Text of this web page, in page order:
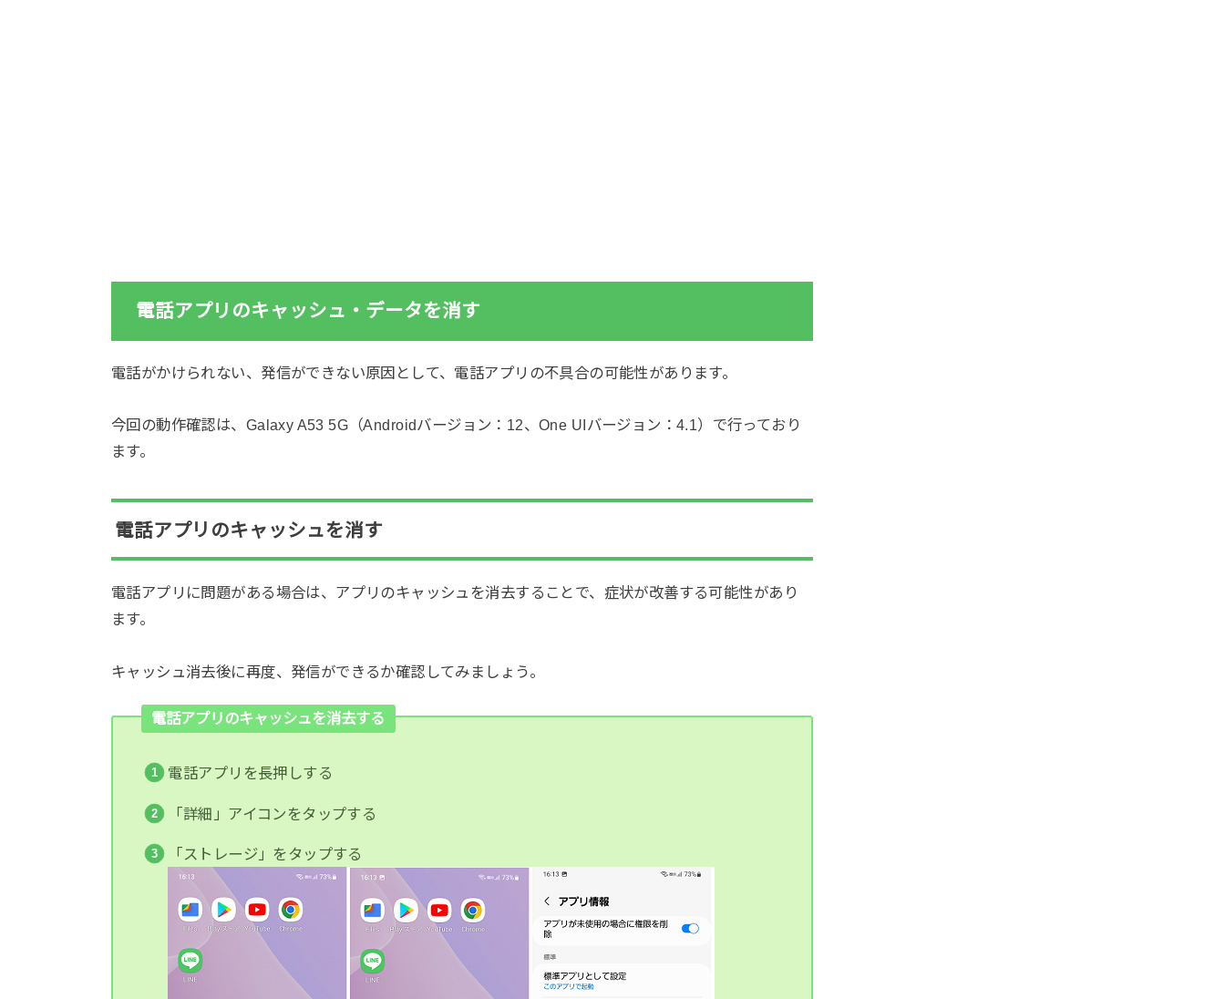
電話アプリのキャッシュ・データを消す
電話がかけられない、発信ができない原因として、電話アプリの不具合の可能性があります。
今回の動作確認は、Galaxy A53 5G（Androidバージョン：12、One UIバージョン：4.1）で行っており
ます。
電話アプリのキャッシュを消す
電話アプリに問題がある場合は、アプリのキャッシュを消去することで、症状が改善する可能性があり
ます。
キャッシュ消去後に再度、発信ができるか確認してみましょう。
電話アプリのキャッシュを消去する
電話アプリを長押しする
「詳細」アイコンをタップする
「ストレージ」をタップする